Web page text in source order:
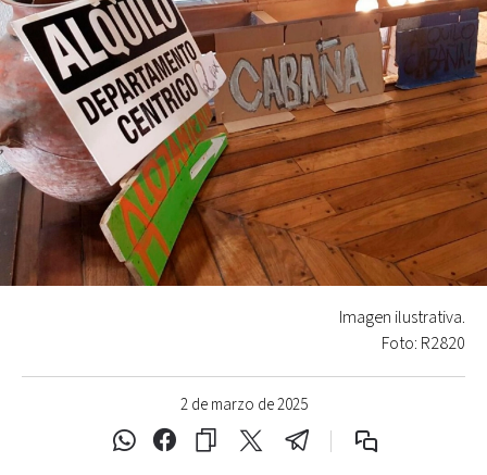
2 de marzo de 2025
Imagen ilustrativa.
Foto: R2820